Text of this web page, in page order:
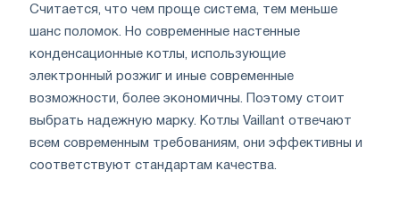
Считается, что чем проще система, тем меньше
шанс поломок. Но современные настенные
конденсационные котлы, использующие
электронный розжиг и иные современные
возможности, более экономичны. Поэтому стоит
выбрать надежную марку. Котлы Vaillant отвечают
всем современным требованиям, они эффективны и
соответствуют стандартам качества.